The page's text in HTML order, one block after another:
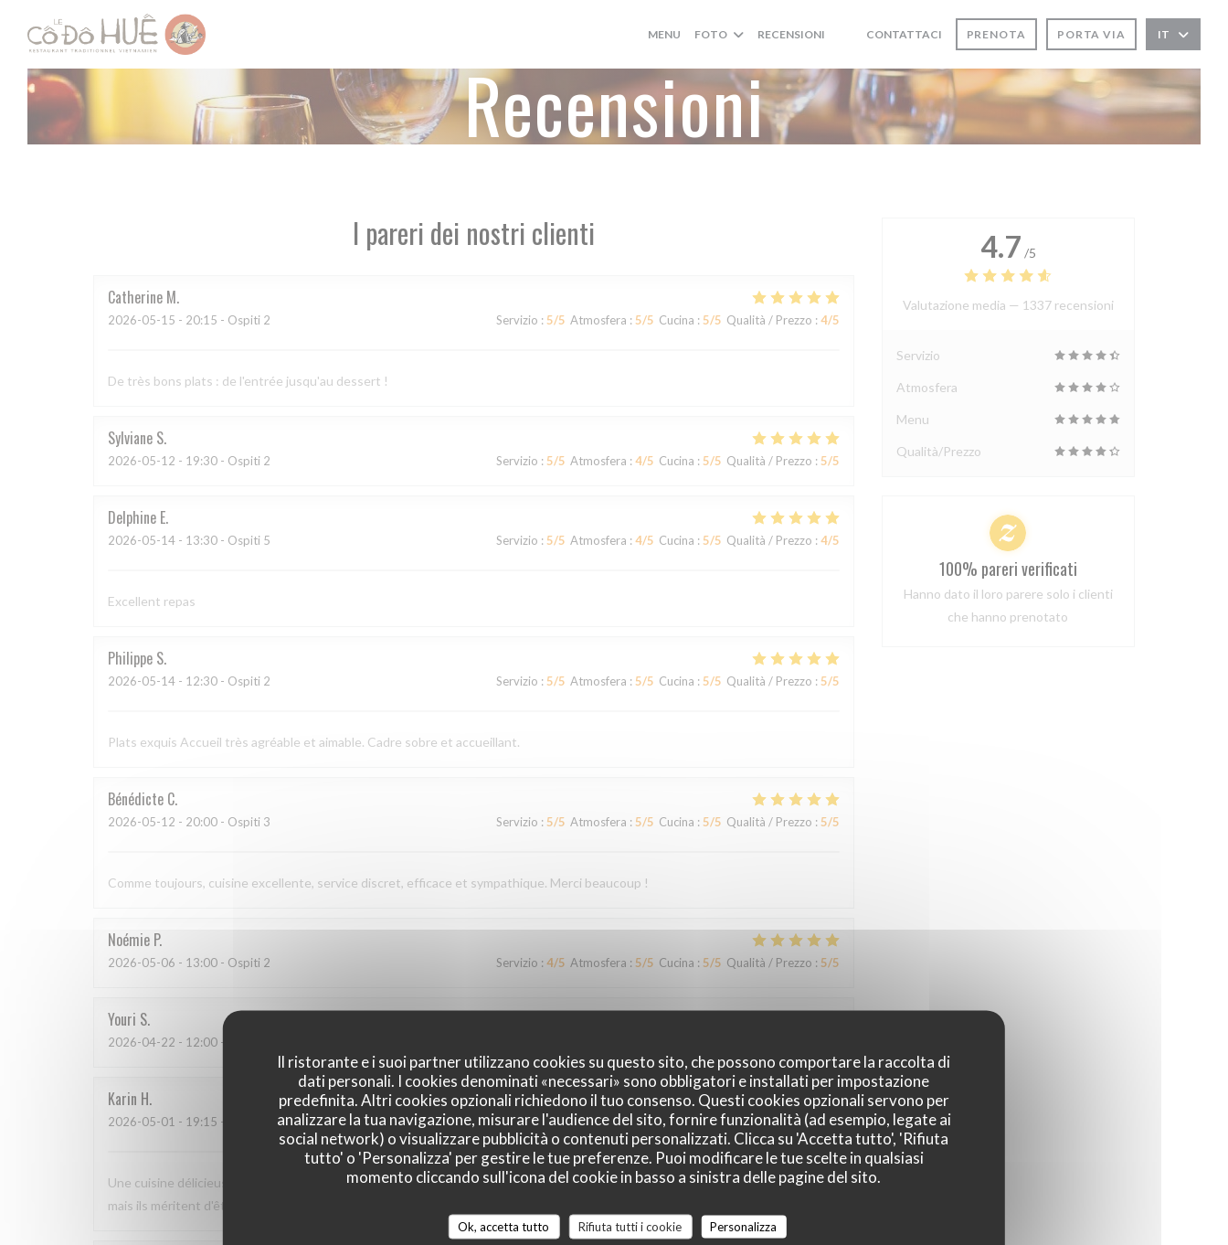
Personalizzazione delle tue scelte sui cookie
Il ristorante e i suoi partner utilizzano cookies su questo sito, che possono comportare la raccolta di
dati personali. I cookies denominati «necessari» sono obbligatori e installati per impostazione
predefinita. Altri cookies opzionali richiedono il tuo consenso. Questi cookies opzionali servono per
analizzare la tua navigazione, misurare l'audience del sito, fornire funzionalità (ad esempio, legate ai
social network) o visualizzare pubblicità o contenuti personalizzati. Clicca su 'Accetta tutto', 'Rifiuta
tutto' o 'Personalizza' per gestire le tue preferenze. Puoi modificare le tue scelte in qualsiasi
momento cliccando sull'icona del cookie in basso a sinistra delle pagine del sito.
Ok, accetta tutto Rifiuta tutti i cookie
Personalizza
MENU FOTO RECENSIONI
((APRE UNA NUOVA FINESTRA))
((APRE UNA NUOVA FINESTRA))
CONTATTACI PRENOTA PORTA VIA IT
Recensioni
I pareri dei nostri clienti
Catherine M
2026-05-15 - 20:15 - Ospiti 2 Servizio : 5/5 Atmosfera : 5/5 Cucina : 5/5 Qualità / Prezzo : 4/5
De très bons plats : de l'entrée jusqu'au dessert !
Sylviane S
2026-05-12 - 19:30 - Ospiti 2 Servizio : 5/5 Atmosfera : 4/5 Cucina : 5/5 Qualità / Prezzo : 5/5
Delphine E
2026-05-14 - 13:30 - Ospiti 5 Servizio : 5/5 Atmosfera : 4/5 Cucina : 5/5 Qualità / Prezzo : 4/5
Excellent repas
Philippe S
2026-05-14 - 12:30 - Ospiti 2 Servizio : 5/5 Atmosfera : 5/5 Cucina : 5/5 Qualità / Prezzo : 5/5
Plats exquis Accueil très agréable et aimable. Cadre sobre et accueillant.
Bénédicte C
2026-05-12 - 20:00 - Ospiti 3 Servizio : 5/5 Atmosfera : 5/5 Cucina : 5/5 Qualità / Prezzo : 5/5
Comme toujours, cuisine excellente, service discret, efficace et sympathique. Merci beaucoup !
Noémie P
2026-05-06 - 13:00 - Ospiti 2 Servizio : 4/5 Atmosfera : 5/5 Cucina : 5/5 Qualità / Prezzo : 5/5
Youri S
2026-04-22 - 12:00 - Ospiti 2
Karin H
2026-05-01 - 19:15 - Ospiti 3 Servizio: 5/5 Atmosfera: 4/5 Cucina: 5/5 Qualità / Prezzo: 4 /5
Une cuisine délicieuse et pleine de saveurs, avec un accueil et un service irréprochables. Moins de monde que chez les voisins,
mais ils méritent d'être plus connus car nous nous sommes régalés !
4.7 /5
Valutazione media — 1337 recensioni
Servizio
Atmosfera
Menu
Qualità/Prezzo
100% pareri verificati
Hanno dato il loro parere solo i clienti
che hanno prenotato